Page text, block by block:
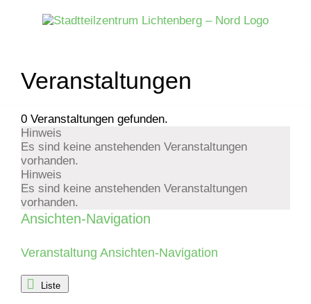
Veranstaltungen
0 Veranstaltungen gefunden.
Veranstaltungen
Hinweis
Es sind keine anstehenden Veranstaltungen
vorhanden.
Hinweis
Es sind keine anstehenden Veranstaltungen
vorhanden.
Ansichten-Navigation
Veranstaltung Ansichten-Navigation
Liste